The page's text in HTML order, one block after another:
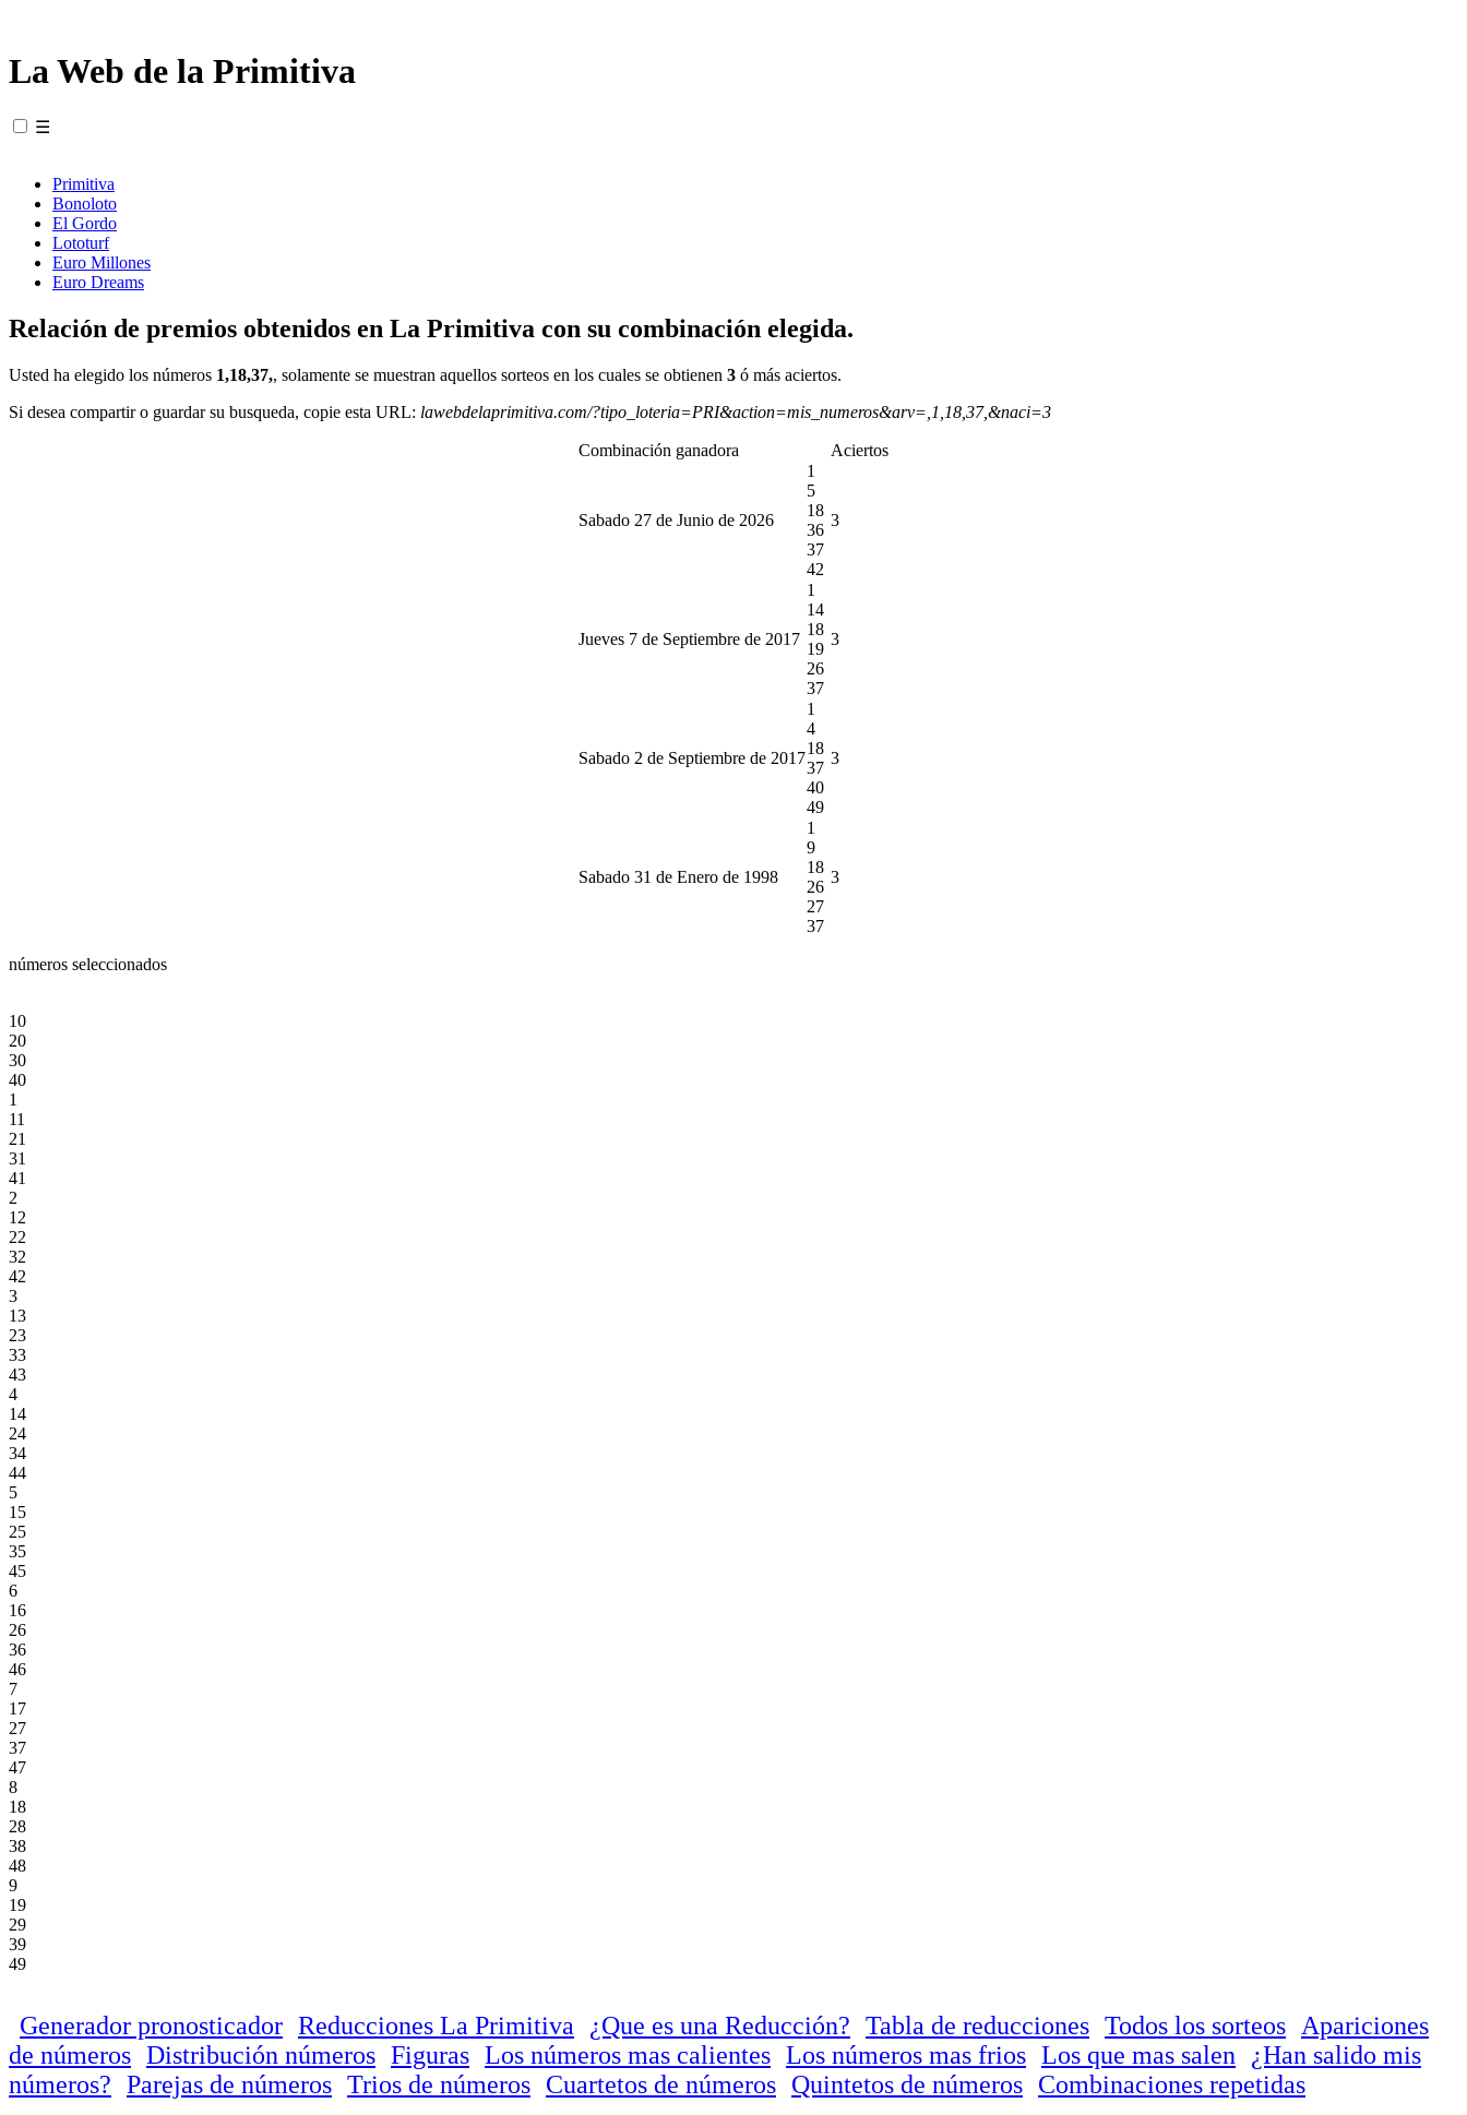
La Web de la Primitiva
☰
Primitiva
Bonoloto
El Gordo
Lototurf
Euro Millones
Euro Dreams
Relación de premios obtenidos en La Primitiva con su combinación elegida.
Usted ha elegido los números 1,18,37,, solamente se muestran aquellos sorteos en los cuales se obtienen 3 ó más aciertos.
Si desea compartir o guardar su busqueda, copie esta URL: lawebdelaprimitiva.com/?tipo_loteria=PRI&action=mis_numeros&arv=,1,18,37,&naci=3
Combinación ganadora Aciertos
Sabado 27 de Junio de 2026
1
5
18
36
37
42
3
Jueves 7 de Septiembre de 2017
1
14
18
19
26
37
3
Sabado 2 de Septiembre de 2017
1
4
18
37
40
49
3
Sabado 31 de Enero de 1998
1
9
18
26
27
37
3
números seleccionados
10
20
30
40
1
11
21
31
41
2
12
22
32
42
3
13
23
33
43
4
14
24
34
44
5
15
25
35
45
6
16
26
36
46
7
17
27
37
47
8
18
28
38
48
9
19
29
39
49
Generador pronosticador Reducciones La Primitiva ¿Que es una Reducción? Tabla de reducciones Todos los sorteos
Apariciones
de números Distribución números Figuras Los números mas calientes Los números mas frios Los que mas salen
¿Han salido mis
números? Parejas de números Trios de números Cuartetos de números Quintetos de números Combinaciones repetidas